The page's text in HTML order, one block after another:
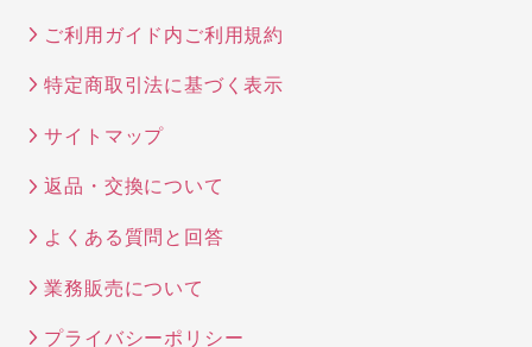
ご利用ガイド内ご利用規約
特定商取引法に基づく表示
サイトマップ
返品・交換について
よくある質問と回答
業務販売について
プライバシーポリシー